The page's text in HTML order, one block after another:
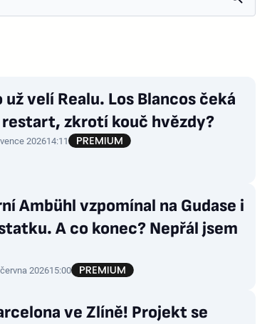
už velí Realu. Los Blancos čeká
zkrotí kouč hvězdy?
202614:11
Ambühl vzpomínal na Gudase i
A co konec? Nepřál jsem
202615:00
ve Zlíně! Projekt se